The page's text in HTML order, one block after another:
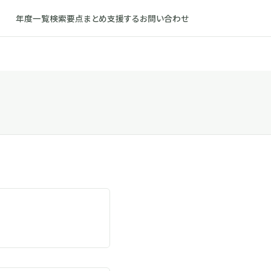
年度一覧検索要点まとめ支援するお問い合わせ